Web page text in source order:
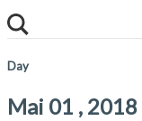
Day
Mai 01 , 2018